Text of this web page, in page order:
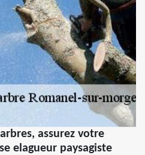
assurez votre
elagueur paysagiste